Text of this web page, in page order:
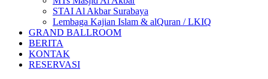
STAI Al Akbar Surabaya
Lembaga Kajian Islam & alQuran / LKIQ
GRAND BALLROOM
BERITA
KONTAK
RESERVASI